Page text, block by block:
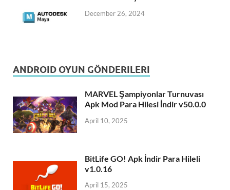
December 26, 2024
ANDROID OYUN GÖNDERILERI
MARVEL Şampiyonlar Turnuvası
Apk Mod Para Hilesi İndir v50.0.0
April 10, 2025
BitLife GO! Apk İndir Para Hileli
v1.0.16
April 15, 2025